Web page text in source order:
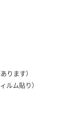
ります）
ルム貼り）